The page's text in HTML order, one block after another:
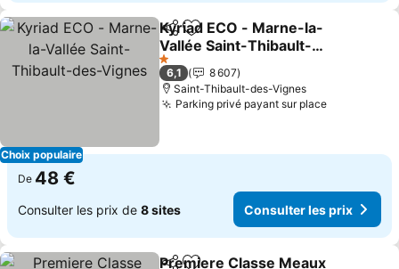
Choix populaire
PartagerAjouter à mes favoris
Kyriad ECO - Marne-la-
Vallée Saint-Thibault-
des-Vignes
1 Étoiles
6,1
8 607
Saint-Thibault-des-Vignes
Parking privé payant sur place
De 48 €
Consulter les prix de 8 sites Consulter les prix
Premiere Classe Meaux